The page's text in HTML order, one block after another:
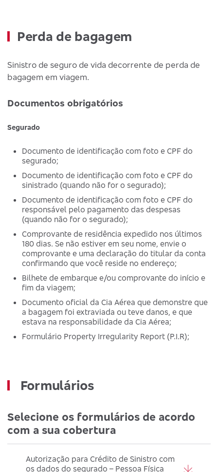
Perda de bagagem
Sinistro de seguro de vida decorrente de perda de
bagagem em viagem.
Documentos obrigatórios
Segurado
Documento de identificação com foto e CPF do
segurado;
Documento de identificação com foto e CPF do
sinistrado (quando não for o segurado);
Documento de identificação com foto e CPF do
responsável pelo pagamento das despesas
(quando não for o segurado);
Comprovante de residência expedido nos últimos
180 dias. Se não estiver em seu nome, envie o
comprovante e uma declaração do titular da conta
confirmando que você reside no endereço;
Bilhete de embarque e/ou comprovante do início e
fim da viagem;
Documento oficial da Cia Aérea que demonstre que
a bagagem foi extraviada ou teve danos, e que
estava na responsabilidade da Cia Aérea;
Formulário Property Irregularity Report (P.I.R);
Formulários
Selecione os formulários de acordo
com a sua cobertura
Autorização para Crédito de Sinistro com
os dados do segurado – Pessoa Física